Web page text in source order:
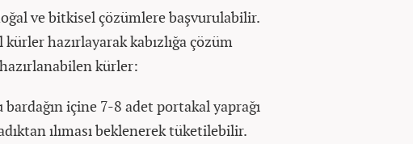
ve bitkisel çözümlere başvurulabilir.
hazırlayarak kabızlığa çözüm
kürler:
bardağın içine 7-8 adet portakal yaprağı
ılıması beklenerek tüketilebilir.